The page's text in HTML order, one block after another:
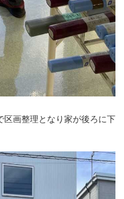
区画整理となり家が後ろに下